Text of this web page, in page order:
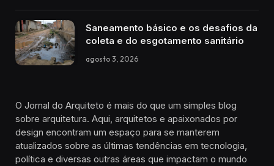
Saneamento básico e os desafios da
coleta e do esgotamento sanitário
agosto 3, 2026
O Jornal do Arquiteto é mais do que um simples blog
sobre arquitetura. Aqui, arquitetos e apaixonados por
design encontram um espaço para se manterem
atualizados sobre as últimas tendências em tecnologia,
política e diversas outras áreas que impactam o mundo